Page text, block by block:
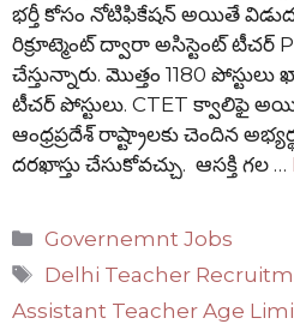
భర్తీ కోసం నోటిఫికేషన్ అయితే
రిక్రూట్మెంట్ ద్వారా అసిస్టెంట్ టీచర్
చేస్తున్నారు. మొత్తం 1180
టీచర్ పోస్టులు. CTET క్వాలిఫై
ఆంధ్రప్రదేశ్ రాష్ట్రాలకు చెందిన
దరఖాస్తు చేసుకోవచ్చు. ఆసక్తి గల …
Categories
Governemnt Jobs
Tags
Delhi Teacher
Assistant Teacher Age